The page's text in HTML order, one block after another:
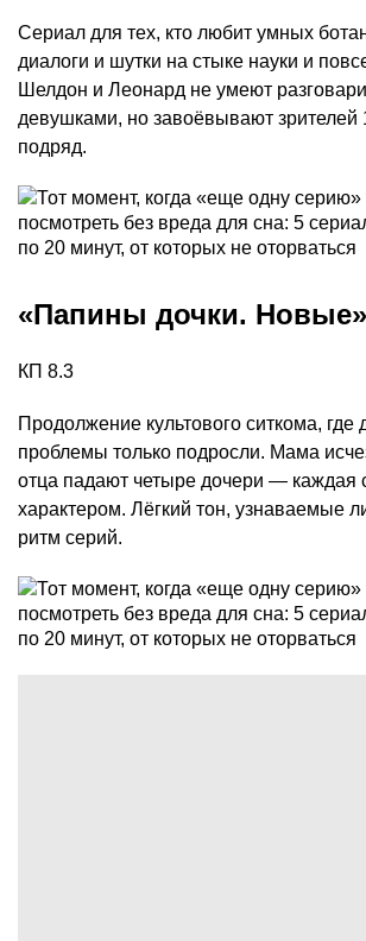
Сериал для тех, кто любит умных
диалоги и шутки на стыке науки и
Шелдон и Леонард не умеют
девушками, но завоёвывают зрителей
подряд.
«Папины дочки.
КП 8.3
Продолжение культового ситкома, где
проблемы только подросли. Мама
отца падают четыре дочери — каждая
характером. Лёгкий тон, узнаваемые
ритм серий.